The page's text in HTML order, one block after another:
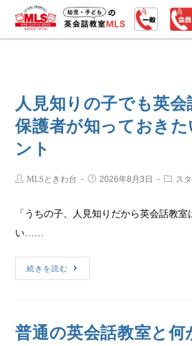
人見知りの子でも英会
保護者が知っておきた
ント
MLSときわ台 2026年8月3日 ス
「うちの子、人見知りだから英会話教
い……
続きを読む
普通の英会話教室と何